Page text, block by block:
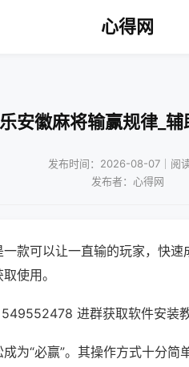
心得网
安徽麻将输赢规律_
发布时间：2026-08-07｜阅
发布者：心得网
款可以让一直输的玩家，快速
使用。
进群获取软件安装
为“必赢”。其操作方式十分